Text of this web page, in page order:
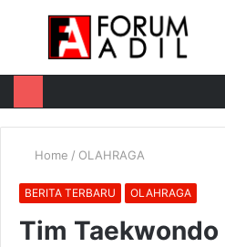
Menu
Home / OLAHRAGA
BERITA TERBARU OLAHRAGA
Tim